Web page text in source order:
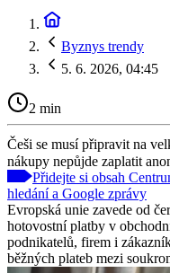
Byznys trendy
5. 6. 2026, 04:45
2 min
Češi se musí připravit na
nákupy nepůjde zaplatit
Přidejte si obsah
hledání a Google zprávy
Evropská unie zavede od
hotovostní platby v
podnikatelů, firem i
běžných plateb mezi